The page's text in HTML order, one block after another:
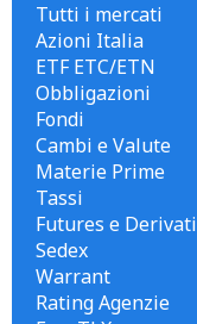
Tutti i mercati
Azioni Italia
ETF ETC/ETN
Obbligazioni
Fondi
Cambi e Valute
Materie Prime
Tassi
Futures e Derivati
Sedex
Warrant
Rating Agenzie